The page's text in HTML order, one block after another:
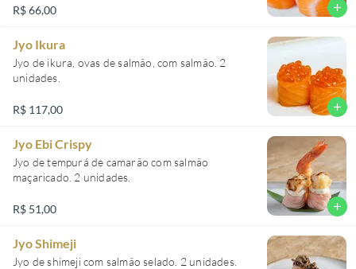
R$ 66,00 add
Jyo Ikura
Jyo de ikura, ovas de salmão, com salmão. 2
unidades.
R$ 117,00 add
Jyo Ebi Crispy
Jyo de tempurá de camarão com salmão
maçaricado. 2 unidades.
R$ 51,00 add
Jyo Shimeji
Jyo de shimeji com salmão selado. 2 unidades.